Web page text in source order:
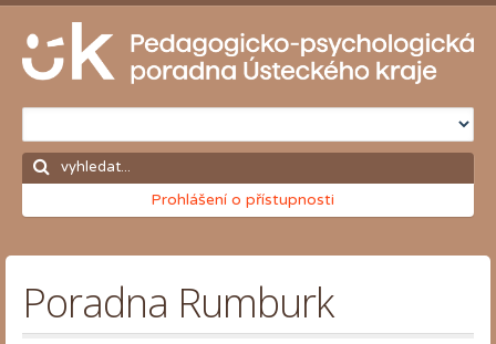
Prohlášení o přístupnosti
Poradna Rumburk